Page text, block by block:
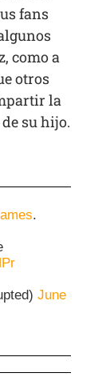
fans
como a
otros
la
su hijo.
.
June